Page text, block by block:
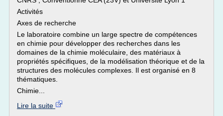
Activités
Axes de recherche
Le laboratoire combine un large spectre de compétences
en chimie pour développer des recherches dans les
domaines de la chimie moléculaire, des matériaux à
propriétés spécifiques, de la modélisation théorique et de la
structures des molécules complexes. Il est organisé en 8
thématiques.
Chimie...
Lire la suite